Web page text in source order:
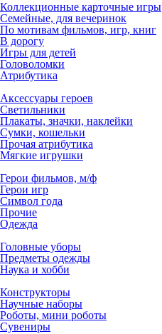
Коллекционные карточные игры
Семейные, для вечеринок
По мотивам фильмов, игр, книг
В дорогу
Игры для детей
Головоломки
Атрибутика
Аксессуары героев
Светильники
Плакаты, значки, наклейки
Сумки, кошельки
Прочая атрибутика
Мягкие игрушки
Герои фильмов, м/ф
Герои игр
Символ года
Прочие
Одежда
Головные уборы
Предметы одежды
Наука и хобби
Конструкторы
Научные наборы
Роботы, мини роботы
Сувениры